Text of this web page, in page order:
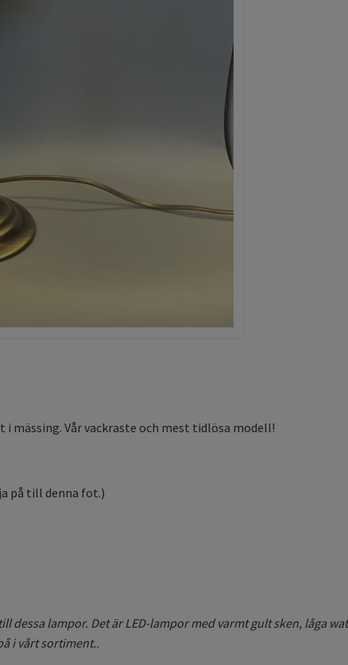
mässing. Vår vackraste och mest tidlösa modell!
på till denna fot.)
dessa lampor. Det är LED-lampor med varmt gult sken, låga
i vårt sortiment..